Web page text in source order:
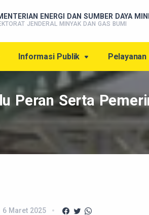
ENERGI DAN SUMBER DAYA
JENDERAL MINYAK DAN GAS BUMI
Informasi Publik
Peran Serta
6 Maret 2025